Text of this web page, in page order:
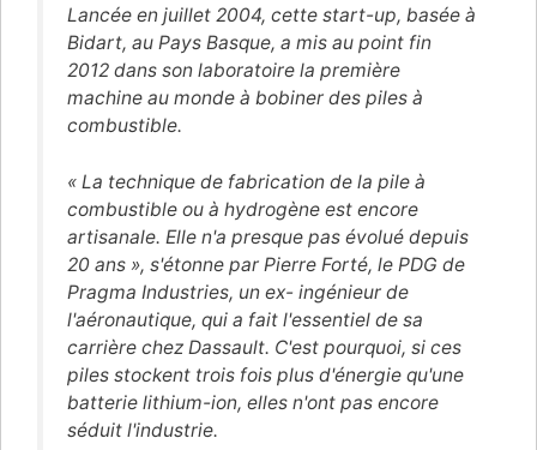
Lancée en juillet 2004, cette start-up, basée à
Bidart, au Pays Basque, a mis au point fin
2012 dans son laboratoire la première
machine au monde à bobiner des piles à
combustible.
« La technique de fabrication de la pile à
combustible ou à hydrogène est encore
artisanale. Elle n'a presque pas évolué depuis
20 ans », s'étonne par Pierre Forté, le PDG de
Pragma Industries, un ex- ingénieur de
l'aéronautique, qui a fait l'essentiel de sa
carrière chez Dassault. C'est pourquoi, si ces
piles stockent trois fois plus d'énergie qu'une
batterie lithium-ion, elles n'ont pas encore
séduit l'industrie.